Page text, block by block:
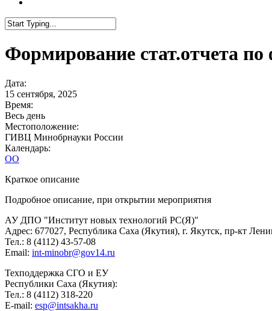
Формирование стат.отчета
Дата:
15 сентября, 2025
Время:
Весь день
Местоположение:
ГИВЦ Минобрнауки России
Календарь:
ОО
Краткое описание
Подробное описание, при открытии мероприятия
АУ ДПО "Институт новых технологий РС(Я)"
Адрес: 677027, Республика Саха (Якутия), г. Якутск, пр-кт
Тел.: 8 (4112) 43-57-08
Email: int-minobr@gov14.ru
Техподдержка СГО и ЕУ
Республики Саха (Якутия):
Тел.: 8 (4112) 318-220
E-mail: esp@intsakha.ru